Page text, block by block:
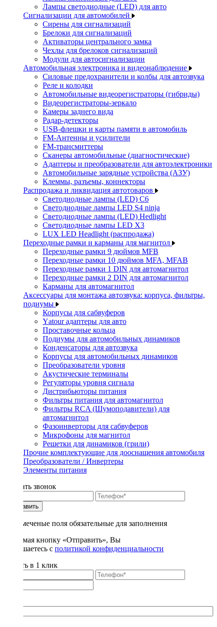
Лампы светодиодные (LED) для авто
Сигнализации для автомобилей
Сирены для сигнализаций
Брелоки для сигнализаций
Активаторы центрального замка
Чехлы для брелоков сигнализаций
Модули для автосигнализации
Автомобильная электроника и видеонаблюдение
Силовые предохранители и колбы для автозвука
Реле и колодки
Автомобильные видеорегистраторы (гибриды)
Видеорегистраторы-зеркало
Камеры заднего вида
Радар-детекторы
USB-флешки и карты памяти в автомобиль
FM-Антенны и усилители
FM-трансмиттеры
Сканеры автомобильные (диагностические)
Адаптеры и преобразователи для автоэлектроники
Автомобильные зарядные устройства (АЗУ)
Клеммы, разъемы, коннекторы
Распродажа и ликвидация автотоваров
Светодиодные лампы (LED) C6
Светодиодные лампы LED S4 ninja
Светодиодные лампы (LED) Hedlight
Светодиодные лампы LED X3
LUX LED Headlight (распродажа)
Переходные рамки и карманы для магнитол
Переходные рамки 9 дюймов MFB
Переходные рамки 10 дюймов MFA, MFAB
Переходные рамки 1 DIN для автомагнитол
Переходные рамки 2 DIN для автомагнитол
Карманы для автомагнитол
Аксессуары для монтажа автозвука: корпуса, фильтры,
подиумы
Корпусы для сабвуферов
Yаtour адаптеры для авто
Проставочные кольца
Подиумы для автомобильных динамиков
Конденсаторы для автозвука
Корпусы для автомобильных динамиков
Преобразователи уровня
Акустические терминалы
Регуляторы уровня сигнала
Дистрибьюторы питания
Фильтры питания для автомагнитол
Фильтры RCA (Шумоподавители) для
автомагнитол
Фазоинверторы для сабвуферов
Микрофоны для магнитол
Решетки для динамиков (грили)
Прочие комплектующие для дооснащения автомобиля
Преобразователи / Инвертеры
Элементы питания
Заказать звонок
Отправить
* - отмеченые поля обязательные для заполнения
Нажимая кнопку «Отправить», Вы
соглашаетесь с политикой конфиденциальности
Купить в 1 клик